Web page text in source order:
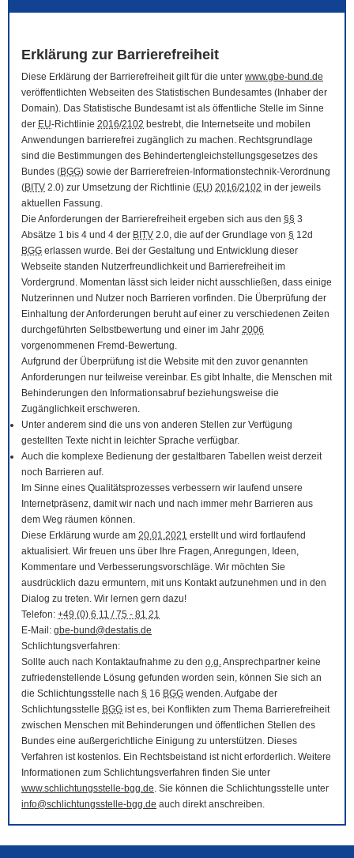
Erklärung zur Barrierefreiheit
Diese Erklärung der Barrierefreiheit gilt für die unter www.gbe-bund.de
veröffentlichten Webseiten des Statistischen Bundesamtes (Inhaber der
Domain). Das Statistische Bundesamt ist als öffentliche Stelle im Sinne
der EU-Richtlinie 2016/2102 bestrebt, die Internetseite und mobilen
Anwendungen barrierefrei zugänglich zu machen. Rechtsgrundlage
sind die Bestimmungen des Behindertengleichstellungsgesetzes des
Bundes (BGG) sowie der Barrierefreien-Informationstechnik-Verordnung
(BITV 2.0) zur Umsetzung der Richtlinie (EU) 2016/2102 in der jeweils
aktuellen Fassung.
Die Anforderungen der Barrierefreiheit ergeben sich aus den §§ 3
Absätze 1 bis 4 und 4 der BITV 2.0, die auf der Grundlage von § 12d
BGG erlassen wurde. Bei der Gestaltung und Entwicklung dieser
Webseite standen Nutzerfreundlichkeit und Barrierefreiheit im
Vordergrund. Momentan lässt sich leider nicht ausschließen, dass einige
Nutzerinnen und Nutzer noch Barrieren vorfinden. Die Überprüfung der
Einhaltung der Anforderungen beruht auf einer zu verschiedenen Zeiten
durchgeführten Selbstbewertung und einer im Jahr 2006
vorgenommenen Fremd-Bewertung.
Aufgrund der Überprüfung ist die Website mit den zuvor genannten
Anforderungen nur teilweise vereinbar. Es gibt Inhalte, die Menschen mit
Behinderungen den Informationsabruf beziehungsweise die
Zugänglichkeit erschweren.
Unter anderem sind die uns von anderen Stellen zur Verfügung
gestellten Texte nicht in leichter Sprache verfügbar.
Auch die komplexe Bedienung der gestaltbaren Tabellen weist derzeit
noch Barrieren auf.
Im Sinne eines Qualitätsprozesses verbessern wir laufend unsere
Internetpräsenz, damit wir nach und nach immer mehr Barrieren aus
dem Weg räumen können.
Diese Erklärung wurde am 20.01.2021 erstellt und wird fortlaufend
aktualisiert. Wir freuen uns über Ihre Fragen, Anregungen, Ideen,
Kommentare und Verbesserungsvorschläge. Wir möchten Sie
ausdrücklich dazu ermuntern, mit uns Kontakt aufzunehmen und in den
Dialog zu treten. Wir lernen gern dazu!
Telefon: +49 (0) 6 11 / 75 - 81 21
E-Mail : gbe-bund@destatis.de
Schlichtungsverfahren:
Sollte auch nach Kontaktaufnahme zu den o.g.Ansprechpartner keine
zufriedenstellende Lösung gefunden worden sein, können Sie sich an
die Schlichtungsstelle nach § 16 BGG wenden. Aufgabe der
Schlichtungsstelle BGG ist es, bei Konflikten zum Thema Barrierefreiheit
zwischen Menschen mit Behinderungen und öffentlichen Stellen des
Bundes eine außergerichtliche Einigung zu unterstützen. Dieses
Verfahren ist kostenlos. Ein Rechtsbeistand ist nicht erforderlich. Weitere
Informationen zum Schlichtungsverfahren finden Sie unter
www.schlichtungsstelle-bgg.de. Sie können die Schlichtungsstelle unter
info@schlichtungsstelle-bgg.de auch direkt anschreiben.